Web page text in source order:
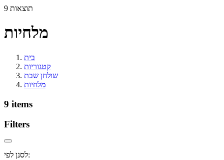
9 תוצאות
מלחיות
בית
קטגוריות
שולחן שבת
מלחיות
9 items
Filters
לסנן לפי: